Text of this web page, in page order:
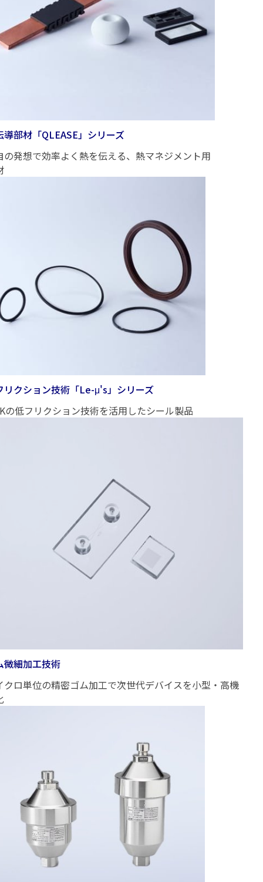
導部材「QLEASE」シリーズ
の発想で効率よく熱を伝える、熱マネジメント用
リクション技術「Le-μ's」シリーズ
の低フリクション技術を活用したシール製品
微細加工技術
クロ単位の精密ゴム加工で次世代デバイスを小型・高機